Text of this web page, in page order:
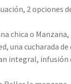
2 opciones
chica o Manzana,
una cucharada
integral, infusión